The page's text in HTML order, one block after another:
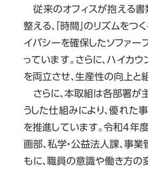
従来のオフィスが抱える書
整える、「時間」のリズムをつ
イバシーを確保したソファー
っています。さらに、ハイカ
を両立させ、生産性の向上と
さらに、本取組は各部署が
うした仕組みにより、優れた
を推進しています。令和4年
画部、私学・公益法人課、事
もに、職員の意識や働き方の